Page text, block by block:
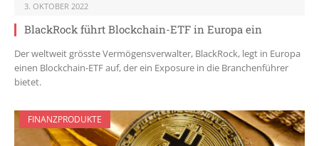
3. OKTOBER 2022
BlackRock führt Blockchain-ETF in Europa ein
Der weltweit grösste Vermögensverwalter, BlackRock, legt in Europa
einen Blockchain-ETF auf, der ein Exposure in die Branchenführer
bietet.
FINANZPRODUKTE